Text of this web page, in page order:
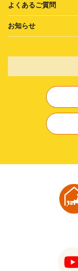
よくあるご質問
お知らせ